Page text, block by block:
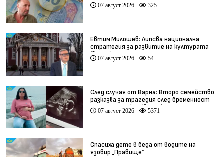
07 август 2026 325
Евтим Милошев: Липсва национална
стратегия за развитие на културата
(видео)
07 август 2026 54
След случая от Варна: Второ семейство
разказва за трагедия след бременност
при същия лекар (видео)
07 август 2026 5371
Спасиха дете в беда от водите на
язовир „Правище“